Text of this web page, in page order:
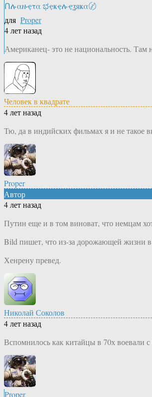
Ոሉαዙҿτα ಭҿҝҿሉҿʓяҝα〄
для Proper
4 лет назад
Американец- это не национальность. Там
Человек в квадрате
4 лет назад
Тю, да в индийских фильмах я и не такое
Proper
Автор
4 лет назад
Путин еще и в том виноват, что немцам
Bild пишет, что из-за дорожающей жизни в
Хенрену превед.
Николай Соколов
4 лет назад
Вспомнилось как китайцы в 70х воевали
Proper